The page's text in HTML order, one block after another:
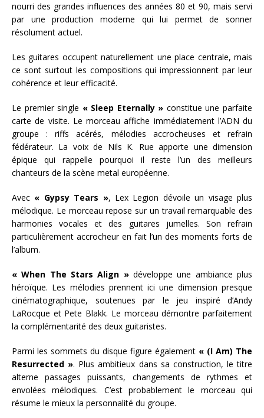
nourri des grandes influences des années 80 et 90, mais servi
par une production moderne qui lui permet de sonner
résolument actuel.
Les guitares occupent naturellement une place centrale, mais
ce sont surtout les compositions qui impressionnent par leur
cohérence et leur efficacité.
Le premier single « Sleep Eternally » constitue une parfaite
carte de visite. Le morceau affiche immédiatement l’ADN du
groupe : riffs acérés, mélodies accrocheuses et refrain
fédérateur. La voix de Nils K. Rue apporte une dimension
épique qui rappelle pourquoi il reste l’un des meilleurs
chanteurs de la scène metal européenne.
Avec « Gypsy Tears », Lex Legion dévoile un visage plus
mélodique. Le morceau repose sur un travail remarquable des
harmonies vocales et des guitares jumelles. Son refrain
particulièrement accrocheur en fait l’un des moments forts de
l’album.
« When The Stars Align »développe une ambiance plus
héroïque. Les mélodies prennent ici une dimension presque
cinématographique, soutenues par le jeu inspiré d’Andy
LaRocque et Pete Blakk. Le morceau démontre parfaitement
la complémentarité des deux guitaristes.
Parmi les sommets du disque figure également « (I Am) The
Resurrected ». Plus ambitieux dans sa construction, le titre
alterne passages puissants, changements de rythmes et
envolées mélodiques. C’est probablement le morceau qui
résume le mieux la personnalité du groupe.